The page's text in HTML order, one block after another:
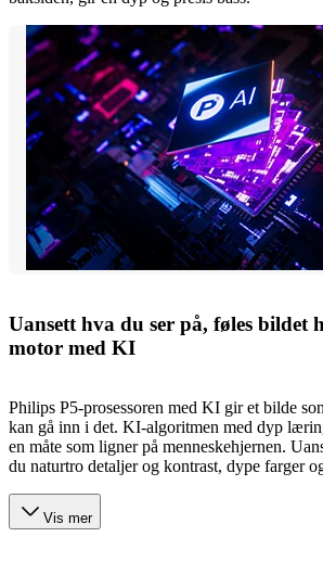
Uansett hva du ser på, føles bildet
motor med KI
Philips P5-prosessoren med KI gir et bilde
kan gå inn i det. KI-algoritmen med dyp
en måte som ligner på menneskehjernen.
du naturtro detaljer og kontrast, dype farger
Vis mer